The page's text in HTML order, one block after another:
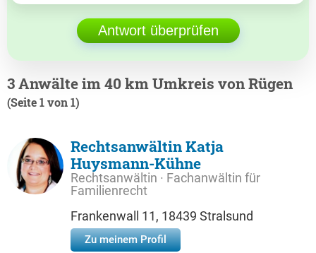
Antwort überprüfen
3 Anwälte im 40 km Umkreis von Rügen
(Seite 1 von 1)
Rechtsanwältin Katja
Huysmann-Kühne
Rechtsanwältin · Fachanwältin für
Familienrecht
Frankenwall 11, 18439 Stralsund
Zu meinem Profil